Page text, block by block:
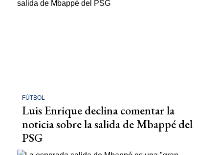
FÚTBOL
Luis Enrique declina comentar la
noticia sobre la salida de Mbappé del
PSG